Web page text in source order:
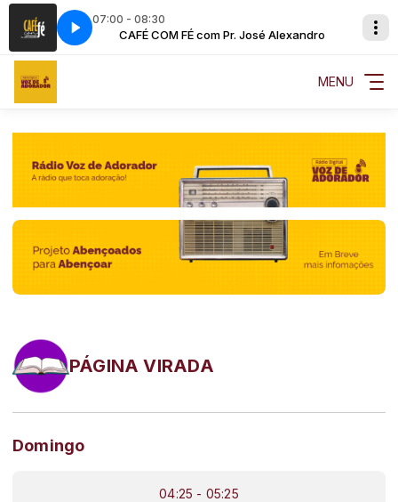
07:00 - 08:30
Alexandro CAFÉ COM FÉ com Pr. José Alexandro
MENU
PÁGINA VIRADA
Domingo
04:25 - 05:25